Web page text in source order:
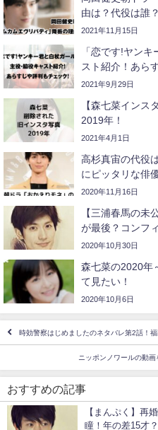
由は？代役は誰
2021年11月15日
「恋です!ヤン
スト紹介！あら
2021年9月29日
【森七菜インス
2019年！
2021年4月1日
高杉真宙の代役
にピッタリな俳
2020年11月16日
【三浦春馬の未
が最後？コンフ
2020年10月30日
森七菜の2020年
て見たい！
2020年10月6日
時効警察はじめましたのネタバレ第2話！
ニッポンノワールの動
おすすめの記事
【まんぷく】再
瞳！年の差15才？